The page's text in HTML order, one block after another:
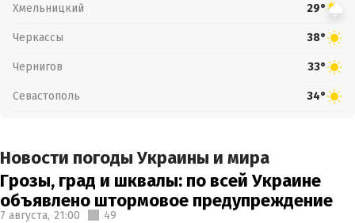
Хмельницкий 29°
Черкассы 38°
Чернигов 33°
Севастополь 34°
Новости погоды Украины и мира
Грозы, град и шквалы: по всей Украине
объявлено штормовое предупреждение
7 августа, 21:00 49